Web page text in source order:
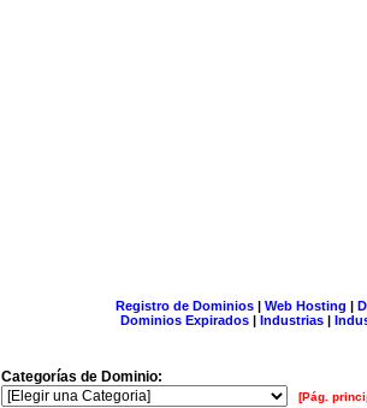
Registro de Dominios| Web Hosting |
Dominios Expirados | Industrias |
Categorías de Dominio:
[Pág.